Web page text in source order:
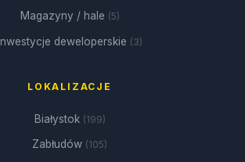
Magazyny / hale (5)
Inwestycje deweloperskie (3)
LOKALIZACJE
Białystok (199)
Zabłudów (105)